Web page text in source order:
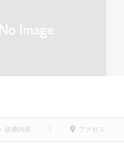
診療内容 アクセス